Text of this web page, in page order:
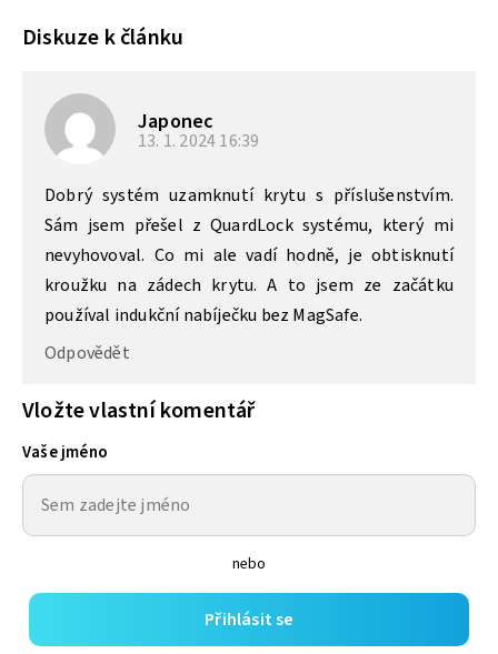
Diskuze k článku
Japonec
13. 1. 202416:39
Dobrý systém uzamknutí krytu s příslušenstvím.
Sám jsem přešel z QuardLock systému, který mi
nevyhovoval. Co mi ale vadí hodně, je obtisknutí
kroužku na zádech krytu. A to jsem ze začátku
používal indukční nabíječku bez MagSafe.
Odpovědět
Vložte vlastní komentář
Vaše jméno
nebo
Přihlásit se